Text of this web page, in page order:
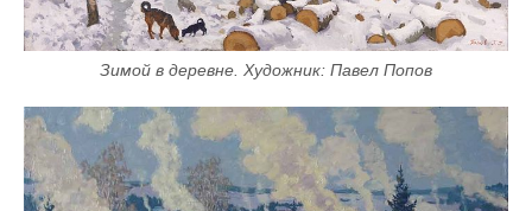
Зимой в деревне. Художник: Павел Попов